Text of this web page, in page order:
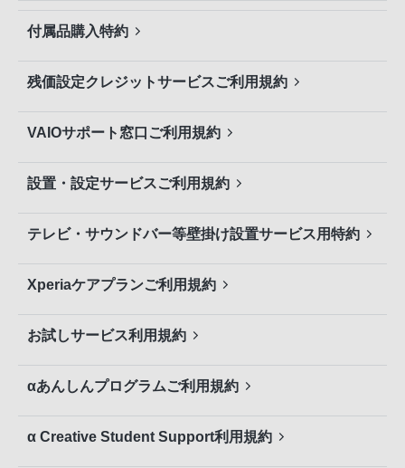
付属品購入特約
残価設定クレジットサービスご利用規約
VAIOサポート窓口ご利用規約
設置・設定サービスご利用規約
テレビ・サウンドバー等壁掛け設置サービス用特約
Xperiaケアプランご利用規約
お試しサービス利用規約
αあんしんプログラムご利用規約
α Creative Student Support利用規約